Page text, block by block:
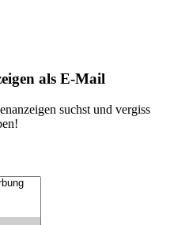
als E-Mail
suchst und vergiss